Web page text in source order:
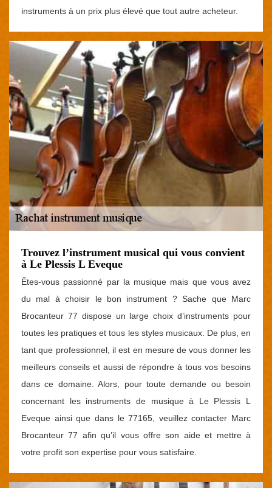
instruments à un prix plus élevé que tout autre acheteur.
Trouvez l’instrument musical qui vous convient
à Le Plessis L Eveque
Êtes-vous passionné par la musique mais que vous avez
du mal à choisir le bon instrument ? Sache que Marc
Brocanteur 77 dispose un large choix d’instruments pour
toutes les pratiques et tous les styles musicaux. De plus, en
tant que professionnel, il est en mesure de vous donner les
meilleurs conseils et aussi de répondre à tous vos besoins
dans ce domaine. Alors, pour toute demande ou besoin
concernant les instruments de musique à Le Plessis L
Eveque ainsi que dans le 77165, veuillez contacter Marc
Brocanteur 77 afin qu’il vous offre son aide et mettre à
votre profit son expertise pour vous satisfaire.